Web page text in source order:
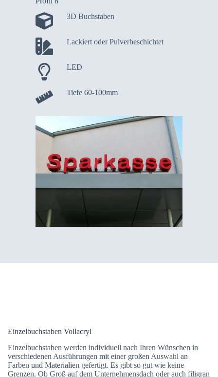
3D Buchstaben
Lackiert oder Pulverbeschichtet
LED
Tiefe 60-100mm
Einzelbuchstaben Vollacryl
Einzelbuchstaben werden individuell nach Ihren Wünschen in
verschiedenen Ausführungen mit einer großen Auswahl an
Farben und Materialien gefertigt. Es gibt so gut wie keine
Grenzen. Ob Groß auf dem Unternehmensdach oder auch filigran